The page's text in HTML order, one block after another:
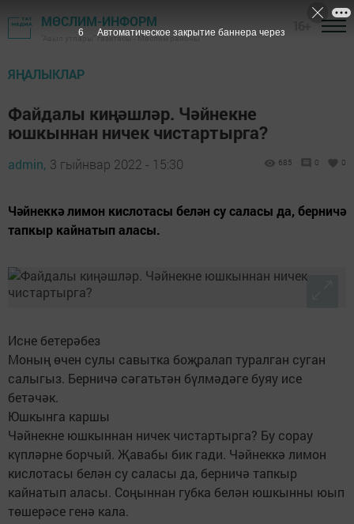
МӨСЛИМ-ИНФОРМ
"Авыл утлары" газетасы - Мөслим районы
ЯҢАЛЫКЛАР
Файдалы киңәшләр. Чәйнекне
юшкыннан ничек чистартырга?
admin, 3 гыйнвар 2022 - 15:30 685 0 0
Чәйнеккә лимон кислотасы белән су саласы да, берничә
тапкыр кайнатып аласы.
Исне бетерәбез
Моның өчен сулы савытка боҗралап туралган суган
салыгыз. Берничә сәгатьтән бүлмәдәге буяу исе
бетәчәк.
Юшкынга каршы
Чәйнекне юшкыннан ничек чистартырга? Бу сорау
күпләрне борчый. Җавабы бик гади. Чәйнеккә лимон
кислотасы белән су саласы да, берничә тапкыр
кайнатып аласы. Соңыннан губка белән юшкынны юып
төшерәсе генә кала.
5 Автоматическое закрытие баннера через